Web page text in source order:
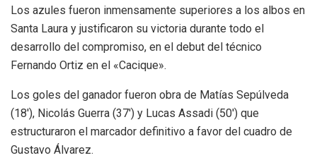
Los azules fueron inmensamente superiores a los albos en
Santa Laura y justificaron su victoria durante todo el
desarrollo del compromiso, en el debut del técnico
Fernando Ortiz en el «Cacique».
Los goles del ganador fueron obra de Matías Sepúlveda
(18′), Nicolás Guerra (37′) y Lucas Assadi (50′) que
estructuraron el marcador definitivo a favor del cuadro de
Gustavo Álvarez.